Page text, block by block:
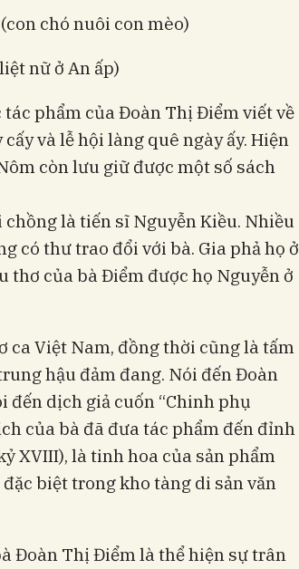
chó nuôi con mèo)
nữ ở An ấp)
phẩm của Đoàn Thị Điểm viết về
và lễ hội làng quê ngày ấy. Hiện
còn lưu giữ được một số sách
là tiến sĩ Nguyễn Kiều. Nhiều
có thư trao đổi với bà. Gia phả họ ở
thơ của bà Điểm được họ Nguyễn ở
ca Việt Nam, đồng thời cũng là tấm
hậu đảm đang. Nói đến Đoàn
dịch giả cuốn “Chinh phụ
của bà đã đưa tác phẩm đến đỉnh
XVIII), là tinh hoa của sản phẩm
biệt trong kho tàng di sản văn
Đoàn Thị Điểm là thể hiện sự trân